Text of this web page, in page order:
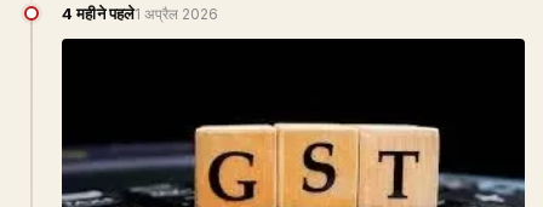
4 महीने पहले1 अप्रैल 2026